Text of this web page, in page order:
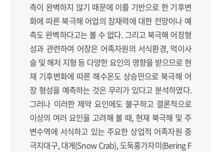
측이 완벽하지 않기 때문에 이를 기반으로 한 기후변
화에 따른 북극해 어업의 잠재력에 대한 전망이나 예
측도 완벽하다고는 볼 수 없다. 그리고 북극해 어장형
성과 관련하여 어장은 어족자원의 서식환경, 먹이사
슬 및 해저 지형 등 다양한 요인의 영향을 받으므로 현
재 기후변화에 따른 해수온도 상승만으로 북극해 어
장 형성을 예측하는 것은 무리가 있다고 분석하였다.
그러나 이러한 제약 요인에도 불구하고 결론적으로
이상의 여러 요인을 고려해 볼 때, 현재 북극해 및 주
변수역에 서식하고 있는 주요한 상업적 어족자원 중
극지대구, 대게(Snow Crab), 도둑홍가자미(Bering F